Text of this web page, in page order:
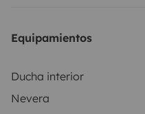
Equipamientos
Ducha interior
Nevera